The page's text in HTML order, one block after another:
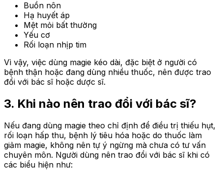
Buồn nôn
Hạ huyết áp
Mệt mỏi bất thường
Yếu cơ
Rối loạn nhịp tim
Vì vậy, việc dùng magie kéo dài, đặc biệt ở người có
bệnh thận hoặc đang dùng nhiều thuốc, nên được trao
đổi với bác sĩ hoặc dược sĩ.
3. Khi nào nên trao đổi với bác sĩ?
Nếu đang dùng magie theo chỉ định để điều trị thiếu hụt,
rối loạn hấp thu, bệnh lý tiêu hóa hoặc do thuốc làm
giảm magie, không nên tự ý ngừng mà chưa có tư vấn
chuyên môn. Người dùng nên trao đổi với bác sĩ khi có
các biểu hiện như: